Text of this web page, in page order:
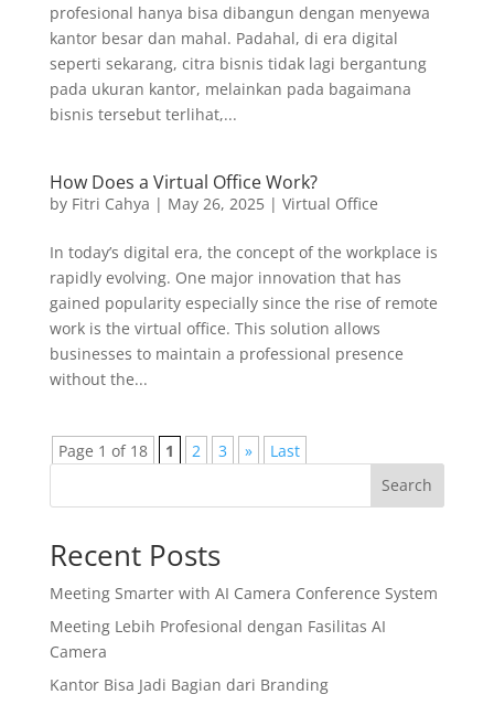
profesional hanya bisa dibangun dengan menyewa
kantor besar dan mahal. Padahal, di era digital
seperti sekarang, citra bisnis tidak lagi bergantung
pada ukuran kantor, melainkan pada bagaimana
bisnis tersebut terlihat,...
How Does a Virtual Office Work?
by Fitri Cahya | May 26, 2025| Virtual Office
In today’s digital era, the concept of the workplace is
rapidly evolving. One major innovation that has
gained popularity especially since the rise of remote
work is the virtual office. This solution allows
businesses to maintain a professional presence
without the...
Page 1 of 18 1 2 3 »
Last
Search
Recent Posts
Meeting Smarter with AI Camera Conference System
Meeting Lebih Profesional dengan Fasilitas AI
Camera
Kantor Bisa Jadi Bagian dari Branding